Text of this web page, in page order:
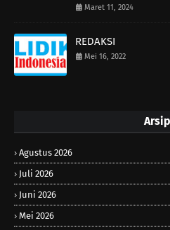
Maret 11, 2024
REDAKSI
Mei 16, 2022
Arsip
Agustus 2026
Juli 2026
Juni 2026
Mei 2026